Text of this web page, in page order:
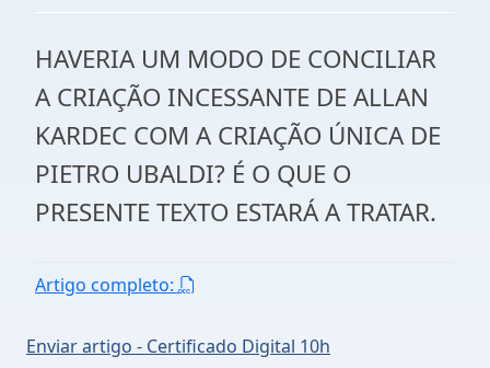
HAVERIA UM MODO DE CONCILIAR
A CRIAÇÃO INCESSANTE DE ALLAN
KARDEC COM A CRIAÇÃO ÚNICA DE
PIETRO UBALDI? É O QUE O
PRESENTE TEXTO ESTARÁ A TRATAR.
Artigo completo:
Enviar artigo - Certificado Digital 10h